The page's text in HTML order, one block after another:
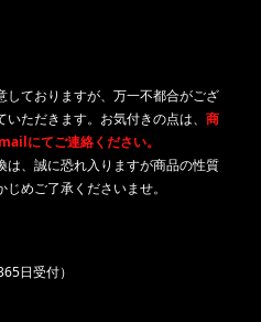
ておりますが、万一不都合がござ
ただきます。お気付きの点は、 商
にてご連絡ください。
、誠に恐れ入りますが商品の性質
めご了承くださいませ。
日受付）